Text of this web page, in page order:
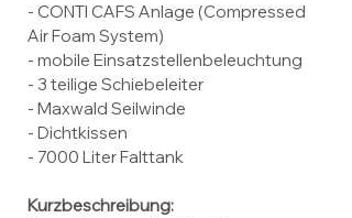
- CONTI CAFS Anlage (Compressed
Air Foam System)
- mobile Einsatzstellenbeleuchtung
- 3 teilige Schiebeleiter
- Maxwald Seilwinde
- Dichtkissen
- 7000 Liter Falttank
Kurzbeschreibung: